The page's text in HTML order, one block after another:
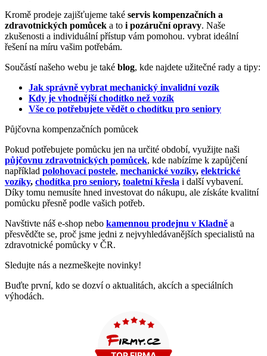
Kromě prodeje zajišťujeme také servis kompenzačních a
zdravotnických pomůcek a to i pozáruční opravy. Naše
zkušenosti a individuální přístup vám pomohou. vybrat ideální
řešení na míru vašim potřebám.
Součástí našeho webu je také blog, kde najdete užitečné rady a tipy:
Jak správně vybrat mechanický invalidní vozík
Kdy je vhodnější chodítko než vozík
Vše co potřebujete vědět o chodítku pro seniory
Půjčovna kompenzačních pomůcek
Pokud potřebujete pomůcku jen na určité období, využijte naši
půjčovnu zdravotnických pomůcek, kde nabízíme k zapůjčení
například polohovací postele, mechanické vozíky, elektrické
vozíky, chodítka pro seniory, toaletní křesla i další vybavení.
Díky tomu nemusíte hned investovat do nákupu, ale získáte kvalitní
pomůcku přesně podle vašich potřeb.
Navštivte náš e-shop nebo kamennou prodejnu v Kladně a
přesvědčte se, proč jsme jedni z nejvyhledávanějších specialistů na
zdravotnické pomůcky v ČR.
Sledujte nás a nezmeškejte novinky!
Buďte první, kdo se dozví o aktualitách, akcích a speciálních
výhodách.